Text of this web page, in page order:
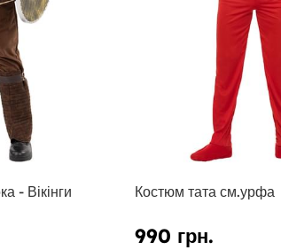
- Вікінги Костюм тата см.урфа
990 грн.